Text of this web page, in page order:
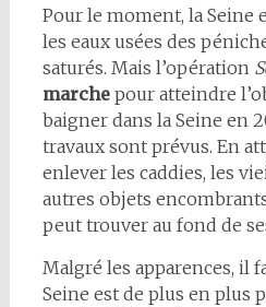
Pour le moment, la Seine
les eaux usées des
saturés. Mais l’opération
marchepour atteindre
baigner dans la Seine en
travaux sont prévus. En
enlever les caddies, les
autres objets
peut trouver au fond de
Malgré les apparences, il
Seine est de plus en plus